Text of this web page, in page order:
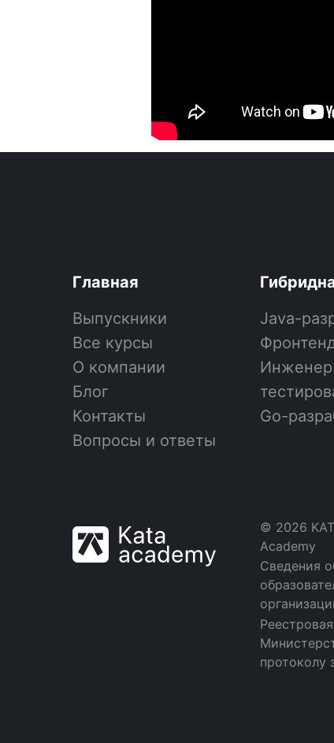
Главная
Выпускники
Все курсы
О компании
Блог
Контакты
Вопросы и ответы
Java-
Инженер
Go-
Сведения
протоколу
© 2026
Academy